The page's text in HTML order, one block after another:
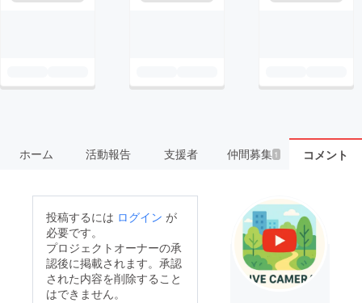
ホーム 活動報告 支援者 仲間募集 1 コメント
投稿するには ログイン が
必要です。
プロジェクトオーナーの承
認後に掲載されます。承認
された内容を削除すること
はできません。